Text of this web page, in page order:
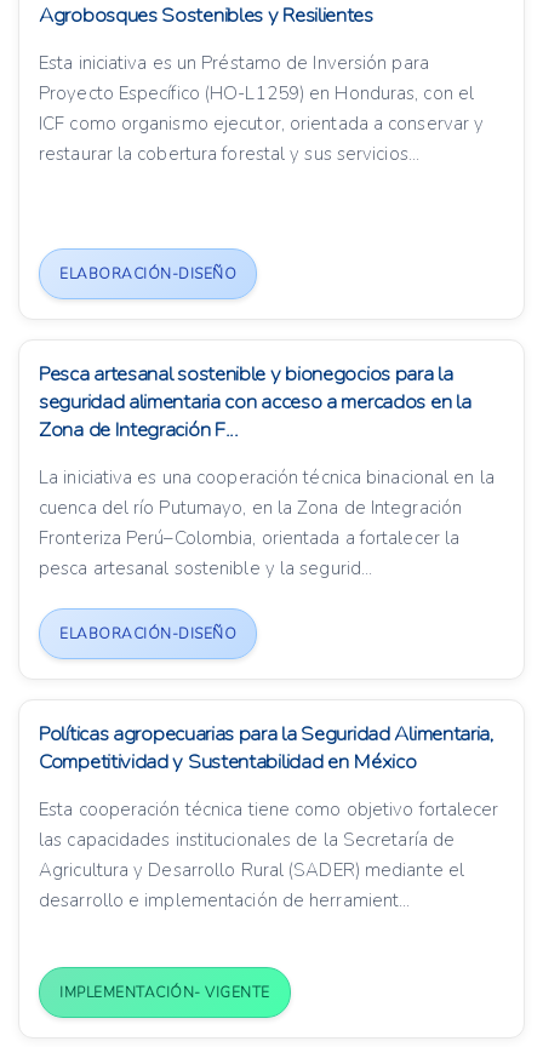
Agrobosques Sostenibles y Resilientes
Esta iniciativa es un Préstamo de Inversión para
Proyecto Específico (HO-L1259) en Honduras, con el
ICF como organismo ejecutor, orientada a conservar y
restaurar la cobertura forestal y sus servicios...
ELABORACIÓN-DISEÑO
Pesca artesanal sostenible y bionegocios para la
seguridad alimentaria con acceso a mercados en la
Zona de Integración F...
La iniciativa es una cooperación técnica binacional en la
cuenca del río Putumayo, en la Zona de Integración
Fronteriza Perú–Colombia, orientada a fortalecer la
pesca artesanal sostenible y la segurid...
ELABORACIÓN-DISEÑO
Políticas agropecuarias para la Seguridad Alimentaria,
Competitividad y Sustentabilidad en México
Esta cooperación técnica tiene como objetivo fortalecer
las capacidades institucionales de la Secretaría de
Agricultura y Desarrollo Rural (SADER) mediante el
desarrollo e implementación de herramient...
IMPLEMENTACIÓN- VIGENTE